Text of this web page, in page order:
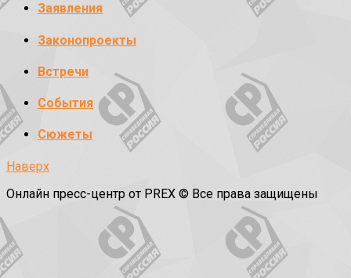
Заявления
Законопроекты
Встречи
События
Сюжеты
Наверх
Онлайн пресс-центр от PREX © Все права защищены